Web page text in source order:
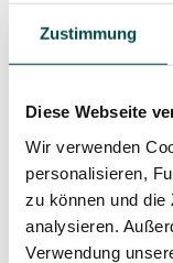
Zustimmung
Diese Webseite
Wir verwenden
personalisieren,
zu können und die
analysieren.
Verwendung